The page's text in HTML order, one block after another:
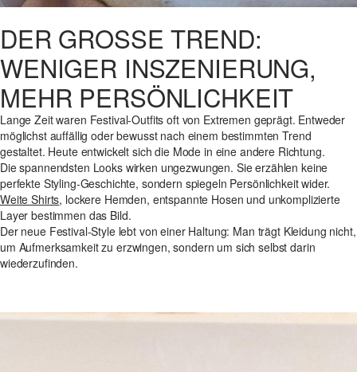
DER GROSSE TREND: W
ENIGER INSZENIERUNG, M
EHR PERSÖNLICHKEIT
Lange Zeit waren Festival-Outfits oft von Extremen geprägt. Entweder
möglichst auffällig oder bewusst nach einem bestimmten Trend
gestaltet. Heute entwickelt sich die Mode in eine andere Richtung.
Die spannendsten Looks wirken ungezwungen. Sie erzählen keine
perfekte Styling-Geschichte, sondern spiegeln Persönlichkeit wider.
Weite Shirts, lockere Hemden, entspannte Hosen und unkomplizierte
Layer bestimmen das Bild.
Der neue Festival-Style lebt von einer Haltung: Man trägt Kleidung nicht,
um Aufmerksamkeit zu erzwingen, sondern um sich selbst darin
wiederzufinden.